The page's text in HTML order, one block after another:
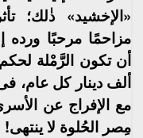
«الإخشيد» ذٰلك؛
مزاحمًا مرحبًا
أن تكون الرَّمْلة
ألف دينار كل عام،
مع الإفراج عن
مِصر الحُلوة لا ينتهى!